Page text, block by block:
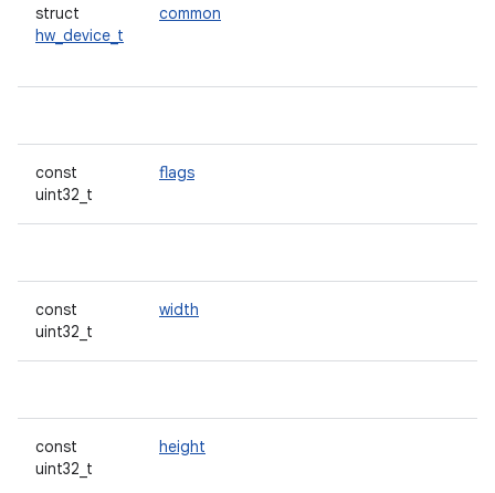
struct
hw_device_t
common
const
uint32_t
flags
const
uint32_t
width
const
uint32_t
height